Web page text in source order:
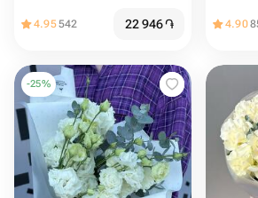
4.95542 22 946֏ 4.90
-25%